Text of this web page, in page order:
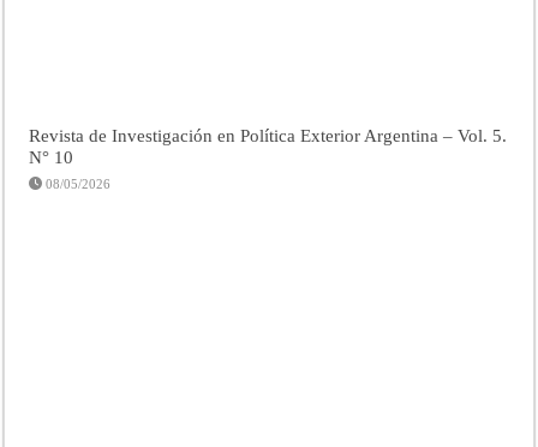
Revista de Investigación en Política Exterior Argentina – Vol. 5.
N° 10
08/05/2026